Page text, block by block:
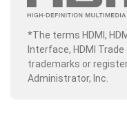
*The terms HDMI,
Interface, HDMI
trademarks or
Administrator, Inc.